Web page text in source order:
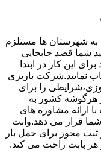
به شهرستان ها مستلزم
شما قصد جابجایی
این کار در ابتدا
نمایید.شرکت باربری
را برای
هرگوشه کشور به
ارائه مشاوره های
قرار می دهد.وانت
ثبت مجوز برای حمل بار
هر بابت راحت می کند.